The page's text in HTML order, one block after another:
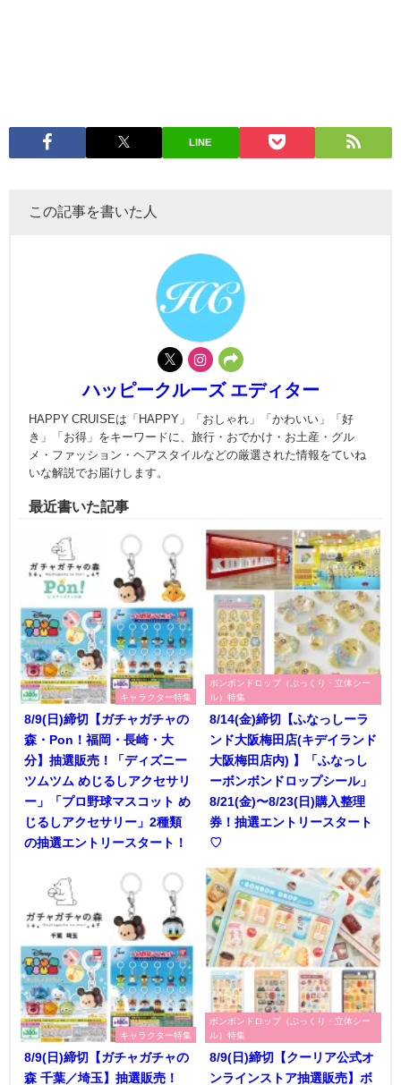
LINE
この記事を書いた人
ハッピークルーズ エディター
HAPPY CRUISEは「HAPPY」「おしゃれ」「かわいい」「好
き」「お得」をキーワードに、旅行・おでかけ・お土産・グル
メ・ファッション・ヘアスタイルなどの厳選された情報をていね
いな解説でお届けします。
最近書いた記事
キャラクター特集
8/9(日)締切【ガチャガチャの
森・Pon！福岡・長崎・大
分】抽選販売！「ディズニー
ツムツム めじるしアクセサリ
ー」「プロ野球マスコット め
じるしアクセサリー」2種類
の抽選エントリースタート！
ボンボンドロップ（ぷっくり・立体シー
ル）特集
8/14(金)締切【ふなっしーラ
ンド大阪梅田店(キデイランド
大阪梅田店内) 】「ふなっし
ーボンボンドロップシール」
8/21(金)〜8/23(日)購入整理
券！抽選エントリースタート
♡
キャラクター特集
8/9(日)締切【ガチャガチャの
森 千葉／埼玉】抽選販売！
ボンボンドロップ（ぷっくり・立体シー
ル）特集
8/9(日)締切【クーリア公式オ
ンラインストア抽選販売】ボ